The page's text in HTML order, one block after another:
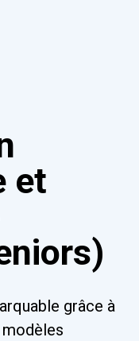
et
grâce à